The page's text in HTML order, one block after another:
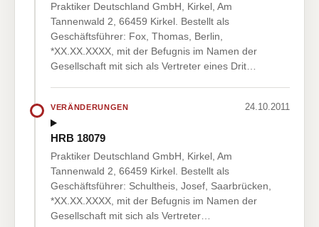
Praktiker Deutschland GmbH, Kirkel, Am
Tannenwald 2, 66459 Kirkel. Bestellt als
Geschäftsführer: Fox, Thomas, Berlin,
*XX.XX.XXXX, mit der Befugnis im Namen der
Gesellschaft mit sich als Vertreter eines Drit…
VERÄNDERUNGEN 24.10.2011
HRB 18079
Praktiker Deutschland GmbH, Kirkel, Am
Tannenwald 2, 66459 Kirkel. Bestellt als
Geschäftsführer: Schultheis, Josef, Saarbrücken,
*XX.XX.XXXX, mit der Befugnis im Namen der
Gesellschaft mit sich als Vertreter…